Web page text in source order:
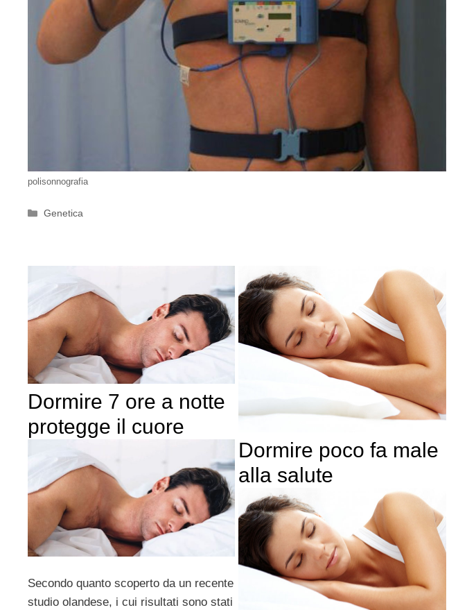
polisonnografia
Categorie
Genetica
Dormire 7 ore a notte
protegge il cuore
Secondo quanto scoperto da un recente
studio olandese, i cui risultati sono stati
Dormire poco fa male
alla salute